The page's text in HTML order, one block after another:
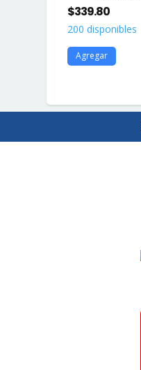
$339.80
200 disponibles
Agregar